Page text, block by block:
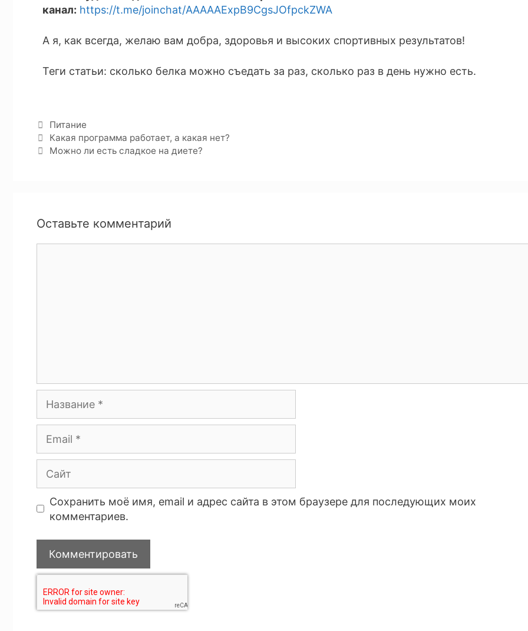
канал: https://t.me/joinchat/AAAAAExpB9CgsJOfpckZWA
А я, как всегда, желаю вам добра, здоровья и высоких спортивных результатов!
Теги статьи: сколько белка можно съедать за раз, сколько раз в день нужно есть.
Питание
Какая программа работает, а какая нет?
Можно ли есть сладкое на диете?
Оставьте комментарий
Сохранить моё имя, email и адрес сайта в этом браузере для последующих моих
комментариев.